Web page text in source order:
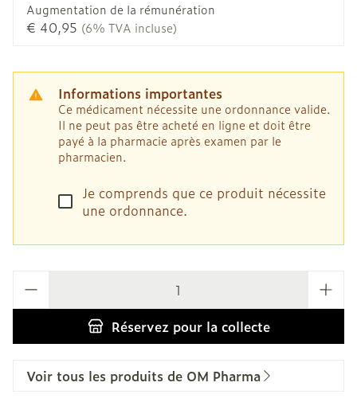
Augmentation de la rémunération
€ 40,95 (6% TVA incluse)
Informations importantes
Ce médicament nécessite une ordonnance valide.
Il ne peut pas être acheté en ligne et doit être
payé à la pharmacie après examen par le
pharmacien.
Je comprends que ce produit nécessite
une ordonnance.
Réservezpour la collecte
Voir tous les produits de OM Pharma